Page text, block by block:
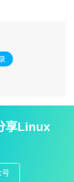
。
享Linux
号